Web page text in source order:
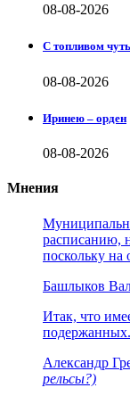
08-08-2026
С топливом
08-08-2026
Иринею – орден
08-08-2026
Мнения
расписанию,
поскольку на
Башлыков
Итак, что
подержанных.
Александр
рельсы?)